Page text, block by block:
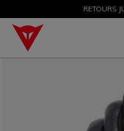
SOLDES JUSQU'À-
RETOURS